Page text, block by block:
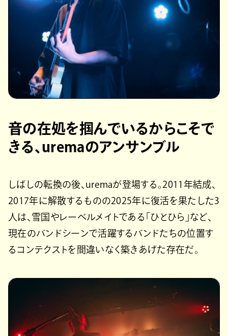
音の在処を掴んでいるからこそで
きる、uremaのアンサンブル
しばしの転換の後、uremaが登場する。2011年結成、
2017年に解散するものの2025年に復活を果たした3
人は、雪国やレーベルメイトである「ひとひら」など、
現在のバンドシーンで活躍するバンドたちの位置す
るコンテクストを間違いなく築きあげた存在だ。